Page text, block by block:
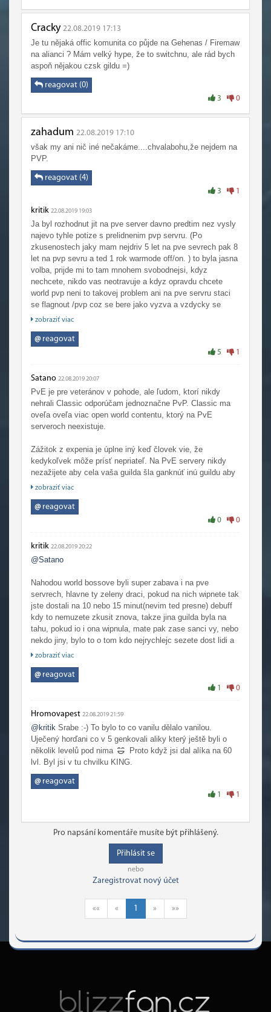
Cracky 22.08.2019 17:13
Je tu nějaká offic komunita co půjde na Gehenas / Firemaw
na alianci ? Mám velký hype, že to switchnu, ale rád bych
aspoň nějakou czsk gildu =)
reagovat (0)
3 0
zahadum 22.08.2019 17:10
však my ani nič iné nečakáme....chvalabohu,že nejdem na
PVP.
reagovat (4)
3 1
kritik 22.08.2019 19:03
Ja byl rozhodnut jit na pve server davno predtim nez vysly
najevo tyhle potize s prelidnenim pvp servru. (Po
zkusenostech jaky mam nejdriv 5 let na pve sevrech pak 8
let na pvp sevru a ted 1 rok warmode off/on. ) to byla jasna
volba, prijde mi to tam mnohem svobodnejsi, kdyz
nechcete, nikdo vas neotravuje a kdyz opravdu chcete
world pvp neni to takovej problem ani na pve servru staci
se flagnout /pvp coz se bere jako vyzva a vzdycky se
nekdo najde z opacny frakce kdo si pvp zapne taky,
typu tarren mill vs southosre, barrens raidy, raidy na hlavni
mesta a posobne. Ale nikdo tam negankuje low levly, kteri
ego mentalne postizeni, a jsem rad ze s takovym typem lidi
zobraziť viac
@reagovat
5 1
Satano 22.08.2019 20:07
PvE je pre veteránov v pohode, ale ľudom, ktorí nikdy
nehrali Classic odporúčam jednoznačne PvP. Classic ma
oveľa oveľa viac open world contentu, ktorý na PvE
serveroch neexistuje.
Zážitok z expenia je úplne iný keď človek vie, že
kedykoľvek môže prísť nepriateľ. Na PvE servery nikdy
nezažijete aby cela vaša guilda šla ganknúť inú guildu aby
ste im zrušili world buffy a tým im spomalili progress,
world boss na pve servery, len o tom kto príde skôr? Raz
keď si alíci tagnú Azuregosa sa horda môže len pozerať?
zobraziť viac
@reagovat
0 0
kritik 22.08.2019 20:22
@Satano
Nahodou world bossove byli super zabava i na pve
servrech, hlavne ty zeleny draci, pokud na nich wipnete tak
jste dostali na 10 nebo 15 minut(nevim ted presne) debuff
kdy to nemuzete zkusit znova, takze jina guilda byla na
tahu, pokud io i ona wipnula, mate pak zase sanci vy, nebo
nekdo jiny, bylo to o tom kdo nejrychlejc sezete dost lidi a
kdo to prvni pulne ale i tak to bylo riskatni to pulovat v malo
jiny guilde, ale u nas stejne souperili alliancni guildy mezi
sebou tak by pvp server neudelal zadnej rozdil, ale slysel
:-)
zobraziť viac
@reagovat
1 0
Hromovapest 22.08.2019 21:59
@kritik Srabe :-) To bylo to co vanilu dělalo vanilou.
Uječený horďani co v 5 genkovali aliky který ještě byli o
několik levelů pod nima
Proto když jsi dal alíka na 60
lvl. Byl jsi v tu chvilku KING.
@reagovat
1 1
Pro napsání komentáře musíte být přihlášený.
Přihlásit se
nebo
Zaregistrovat nový účet
«« « 1 » »»